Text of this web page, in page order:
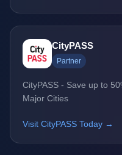
CityPASS
Partner
CityPASS - Save up to
Major Cities
Visit CityPASS Today →